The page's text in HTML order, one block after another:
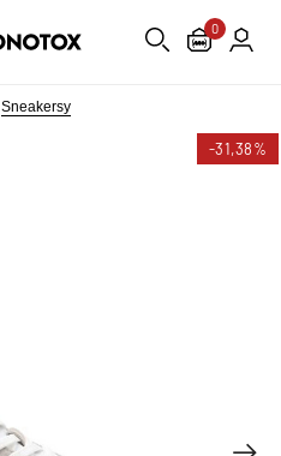
0
Sneakersy
-31,38%